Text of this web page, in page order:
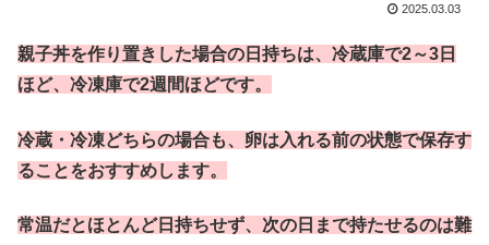
2025.03.03
親子丼を作り置きした場合の日持ちは、冷蔵庫で2～3日
ほど、冷凍庫で2週間ほどです。
冷蔵・冷凍どちらの場合も、卵は入れる前の状態で保存す
ることをおすすめします。
常温だとほとんど日持ちせず、次の日まで持たせるのは難